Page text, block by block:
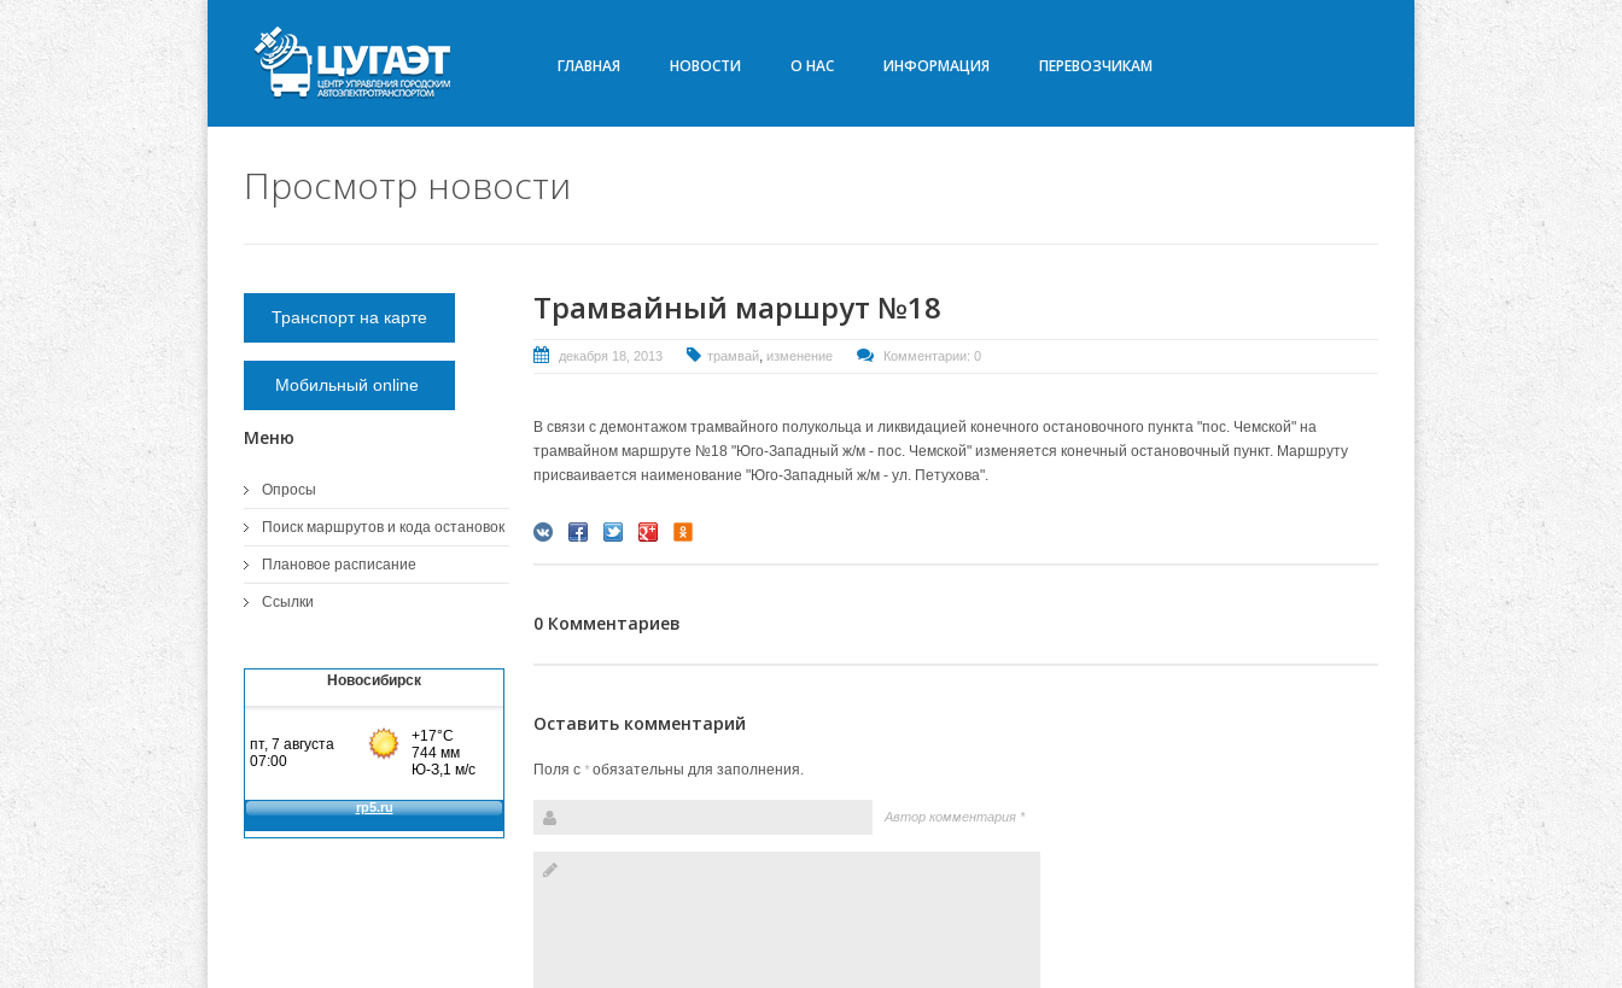
ГЛАВНАЯ НОВОСТИ О НАС ИНФОРМАЦИЯ ПЕРЕВОЗЧИКАМ
Просмотр новости
Трамвайный маршрут №18
декабря 18, 2013 трамвай, изменение Комментарии: 0
В связи с демонтажом трамвайного полукольца и ликвидацией конечного остановочного пункта "пос. Чемской" на
трамвайном маршруте №18 "Юго-Западный ж/м - пос. Чемской" изменяется конечный остановочный пункт. Маршруту
присваивается наименование "Юго-Западный ж/м - ул. Петухова".
0 Комментариев
Оставить комментарий
Поля с *обязательны для заполнения.
Автор комментария *
Транспорт на карте
Мобильный online
Меню
Опросы
Поиск маршрутов и кода остановок
Плановое расписание
Ссылки
Новосибирск